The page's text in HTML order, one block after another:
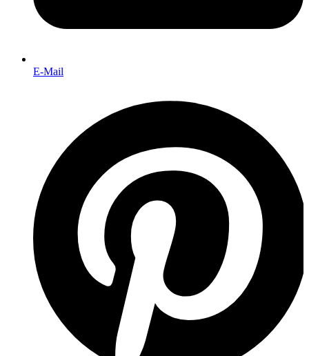
E-Mail